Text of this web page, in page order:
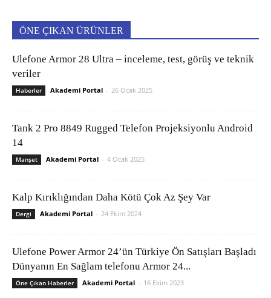
ÖNE ÇIKAN ÜRÜNLER
Ulefone Armor 28 Ultra – inceleme, test, görüş ve teknik
veriler
Haberler Akademi Portal - 26 Ocak 2025
Tank 2 Pro 8849 Rugged Telefon Projeksiyonlu Android
14
Manşet Akademi Portal - 4 Ocak 2025
Kalp Kırıklığından Daha Kötü Çok Az Şey Var
Dergi Akademi Portal - 24 Ekim 2024
Ulefone Power Armor 24’ün Türkiye Ön Satışları Başladı
Dünyanın En Sağlam telefonu Armor 24...
Öne Çıkan Haberler Akademi Portal - 16 Ekim 2023